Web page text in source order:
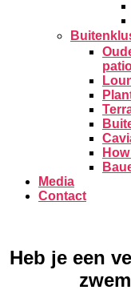
Media
Contact
Heb je een